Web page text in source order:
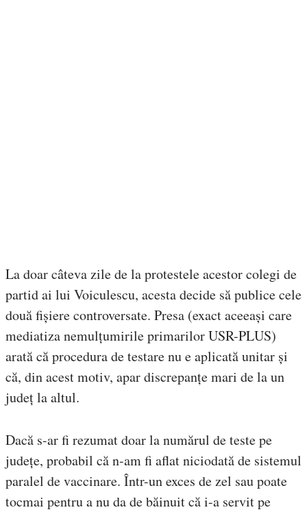
La doar câteva zile de la protestele acestor colegi de
partid ai lui Voiculescu, acesta decide să publice cele
două fișiere controversate. Presa (exact aceeași care
mediatiza nemulțumirile primarilor USR-PLUS)
arată că procedura de testare nu e aplicată unitar și
că, din acest motiv, apar discrepanțe mari de la un
județ la altul.
Dacă s-ar fi rezumat doar la numărul de teste pe
județe, probabil că n-am fi aflat niciodată de sistemul
paralel de vaccinare. Într-un exces de zel sau poate
tocmai pentru a nu da de băinuit că i-a servit pe